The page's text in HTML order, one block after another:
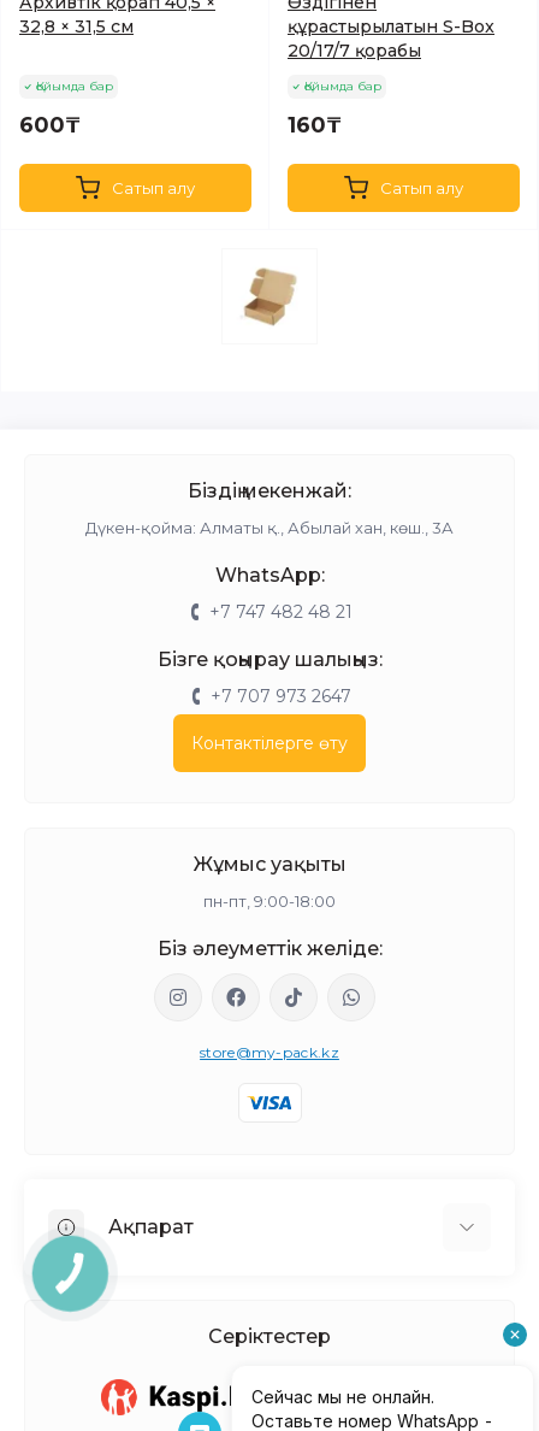
32,8 × 31,5 см
Қойымда бар
600₸
Сатып алу
құрастырылатын S-Box
20/17/7 қорабы
Қойымда бар
160₸
Сатып алу
Біздің мекенжай:
Дүкен-қойма: Алматы қ., Абылай хан, көш., 3А
WhatsApp:
+7 747 482 48 21
Бізге қоңырау шалыңыз:
+7 707 973 2647
Контактілерге өту
Жұмыс уақыты
пн-пт, 9:00-18:00
Біз әлеуметтік желіде:
store@my-pack.kz
Ақпарат
Біз туралы
Келісімшарттың Шарттары
Серіктестер
КНОПКА
СВЯЗИ